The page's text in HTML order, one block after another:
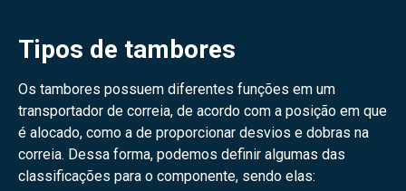
Tipos de tambores
Os tambores possuem diferentes funções em um
transportador de correia, de acordo com a posição em que
é alocado, como a de proporcionar desvios e dobras na
correia. Dessa forma, podemos definir algumas das
classificações para o componente, sendo elas: